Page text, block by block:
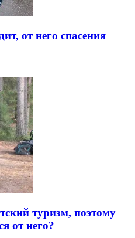
от него спасения
туризм, поэтому
от него?